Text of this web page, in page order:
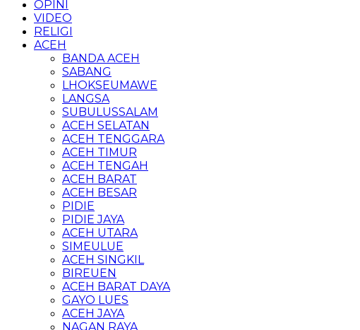
OPINI
VIDEO
RELIGI
ACEH
BANDA ACEH
SABANG
LHOKSEUMAWE
LANGSA
SUBULUSSALAM
ACEH SELATAN
ACEH TENGGARA
ACEH TIMUR
ACEH TENGAH
ACEH BARAT
ACEH BESAR
PIDIE
PIDIE JAYA
ACEH UTARA
SIMEULUE
ACEH SINGKIL
BIREUEN
ACEH BARAT DAYA
GAYO LUES
ACEH JAYA
NAGAN RAYA